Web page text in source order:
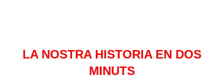
LA NOSTRA HISTORIA EN DOS
MINUTS